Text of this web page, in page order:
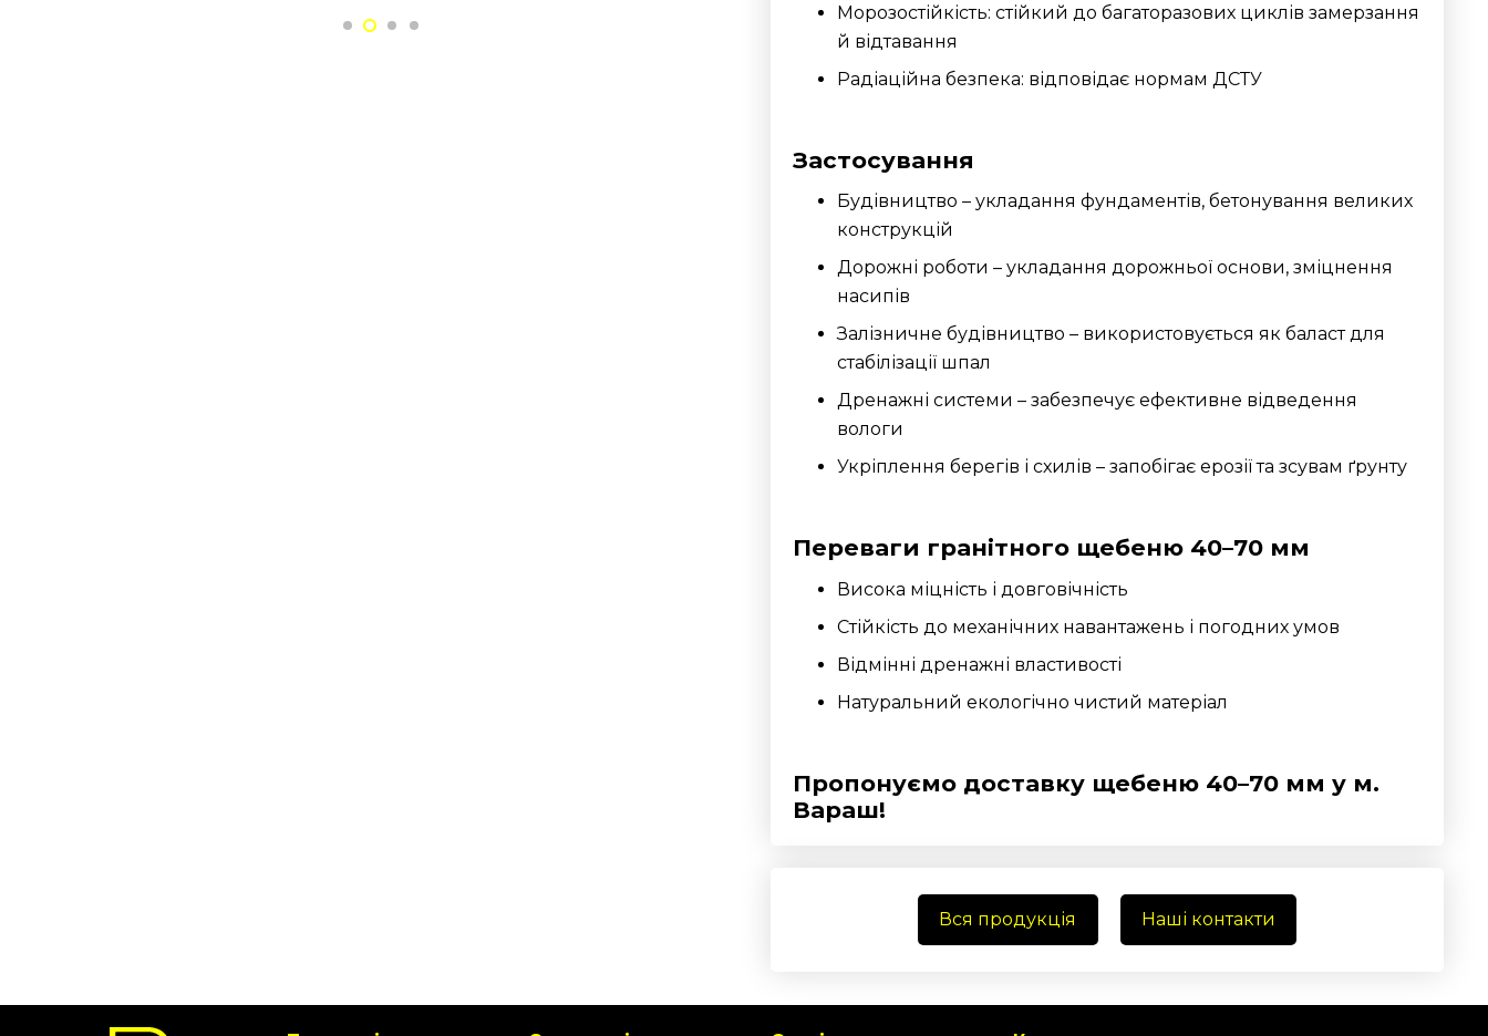
Морозостійкість: стійкий до багаторазових циклів замерзання
й відтавання
Радіаційна безпека: відповідає нормам ДСТУ
Застосування
Будівництво – укладання фундаментів, бетонування великих
конструкцій
Дорожні роботи – укладання дорожньої основи, зміцнення
насипів
Залізничне будівництво – використовується як баласт для
стабілізації шпал
Дренажні системи – забезпечує ефективне відведення
вологи
Укріплення берегів і схилів – запобігає ерозії та зсувам ґрунту
Переваги гранітного щебеню 40–70 мм
Висока міцність і довговічність
Стійкість до механічних навантажень і погодних умов
Відмінні дренажні властивості
Натуральний екологічно чистий матеріал
Пропонуємо доставку щебеню 40–70 мм у м.
Вараш!
Вся продукція Наші контакти